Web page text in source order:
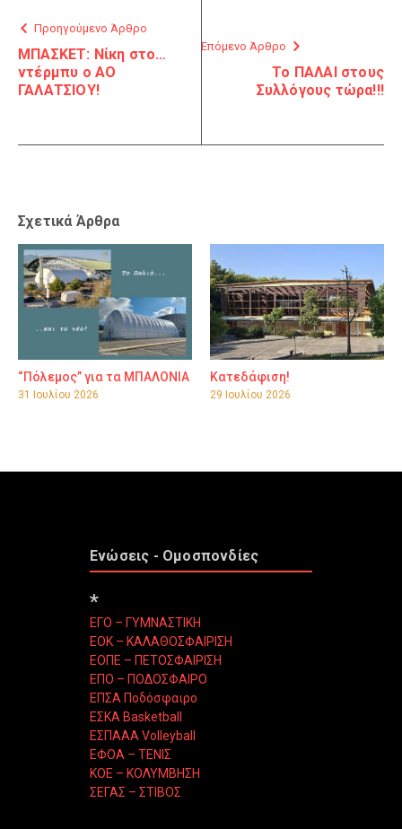
Προηγούμενο Άρθρο
ΜΠΑΣΚΕΤ: Νίκη στο…
ντέρμπυ ο ΑΟ
ΓΑΛΑΤΣΙΟΥ!
Επόμενο Άρθρο
Το ΠΑΛΑΙ στους
Συλλόγους τώρα!!!
Σχετικά Άρθρα
“Πόλεμος” για τα ΜΠΑΛΟΝΙΑ
31 Ιουλίου 2026
Κατεδάφιση!
29 Ιουλίου 2026
Ενώσεις - Ομοσπονδίες
*
ΕΓΟ – ΓΥΜΝΑΣΤΙΚΗ
ΕΟΚ – ΚΑΛΑΘΟΣΦΑΙΡΙΣΗ
ΕΟΠΕ – ΠΕΤΟΣΦΑΙΡΙΣΗ
ΕΠΟ – ΠΟΔΟΣΦΑΙΡΟ
ΕΠΣΑ Ποδόσφαιρο
ΕΣΚΑ Basketball
ΕΣΠΑΑΑ Volleyball
ΕΦΟΑ – ΤΕΝΙΣ
ΚΟΕ – ΚΟΛΥΜΒΗΣΗ
ΣΕΓΑΣ – ΣΤΙΒΟΣ